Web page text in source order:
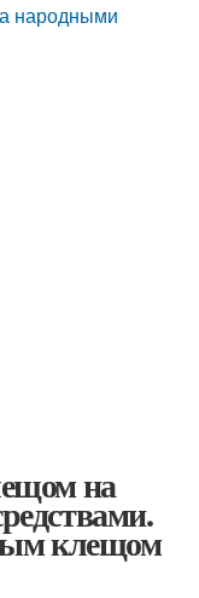
народными
на
клещом